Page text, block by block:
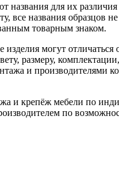
названия для их
все названия образцов
товарным знаком.
изделия могут отличаться
размеру,
и производителями
и крепёж мебели по
по